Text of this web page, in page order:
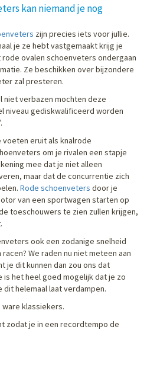
kan niemand je nog
zijn precies iets voor jullie.
je ze hebt vastgemaakt krijg je
ovalen schoenveters ondergaan
Ze beschikken over bijzondere
zal presteren.
niet verbazen mochten deze
niveau gediskwalificeerd worden
eruit als knalrode
om je rivalen een stapje
mee dat je niet alleen
maar dat de concurrentie zich
Rode schoenveters door je
van een sportwagen starten op
toeschouwers te zien zullen krijgen,
ook een zodanige snelheid
We raden nu niet meteen aan
je dit kunnen dan zou ons dat
is het heel goed mogelijk dat je zo
helemaal laat verdampen.
klassiekers.
zodat je in een recordtempo de